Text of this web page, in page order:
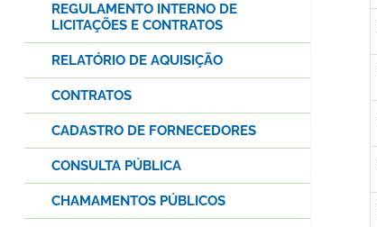
REGULAMENTO INTERNO DE
LICITAÇÕES E CONTRATOS
RELATÓRIO DE AQUISIÇÃO
CONTRATOS
CADASTRO DE FORNECEDORES
CONSULTA PÚBLICA
CHAMAMENTOS PÚBLICOS